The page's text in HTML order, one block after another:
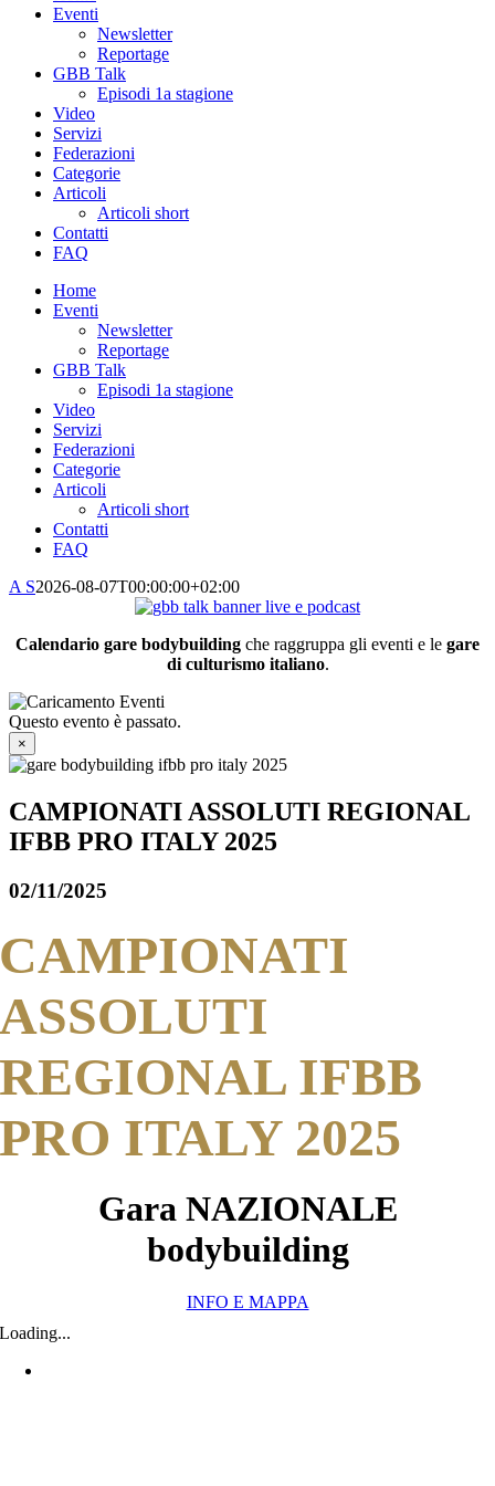
Eventi
Newsletter
Reportage
GBB Talk
Episodi 1a stagione
Video
Servizi
Federazioni
Categorie
Articoli
Articoli short
Contatti
FAQ
Home
Eventi
Newsletter
Reportage
GBB Talk
Episodi 1a stagione
Video
Servizi
Federazioni
Categorie
Articoli
Articoli short
Contatti
FAQ
A S2026-08-07T00:00:00+02:00
Calendario gare bodybuilding che raggruppa gli eventi e le gare
di culturismo italiano.
Questo evento è passato.
×
CAMPIONATI ASSOLUTI REGIONAL
IFBB PRO ITALY 2025
02/11/2025
CAMPIONATI
ASSOLUTI
REGIONAL IFBB
PRO ITALY 2025
Gara NAZIONALE
bodybuilding
INFO E MAPPA
Loading...